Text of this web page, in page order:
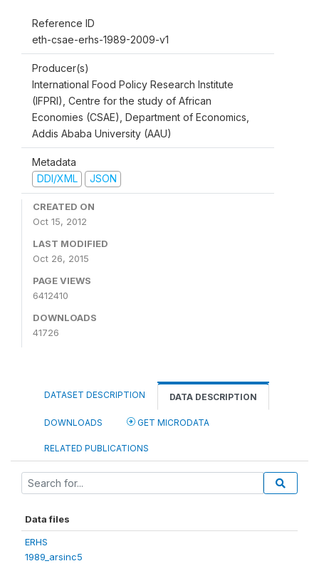
Reference ID
eth-csae-erhs-1989-2009-v1
Producer(s)
International Food Policy Research Institute
(IFPRI), Centre for the study of African
Economies (CSAE), Department of Economics,
Addis Ababa University (AAU)
Metadata
DDI/XML
JSON
CREATED ON
Oct 15, 2012
LAST MODIFIED
Oct 26, 2015
PAGE VIEWS
6412410
DOWNLOADS
41726
DATASET DESCRIPTION DATA DESCRIPTION
DOWNLOADS GET MICRODATA
RELATED PUBLICATIONS
Data files
ERHS
1989_arsinc5